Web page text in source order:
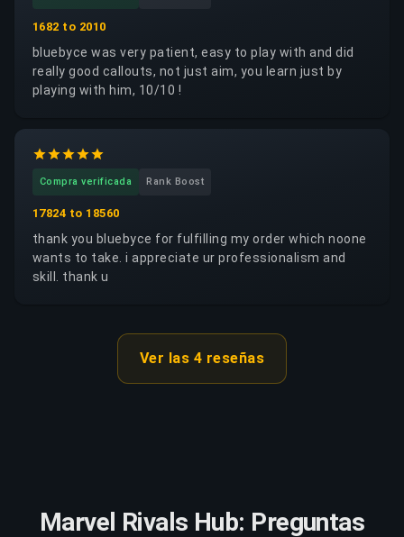
1682 to 2010
bluebyce was very patient, easy to play with and did
really good callouts, not just aim, you learn just by
playing with him, 10/10 !
Compra verificada Rank Boost
17824 to 18560
thank you bluebyce for fulfilling my order which noone
wants to take. i appreciate ur professionalism and
skill. thank u
Ver las 4 reseñas
Marvel Rivals Hub: Preguntas